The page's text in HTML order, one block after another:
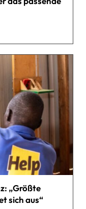
„Größte
sich aus“